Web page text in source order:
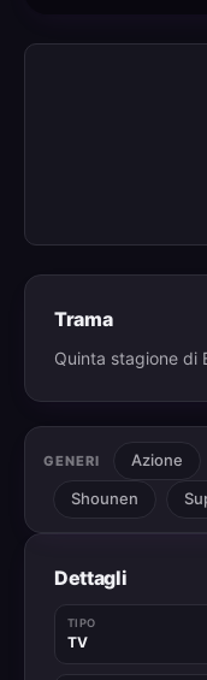
Trama
Quinta stagione di
GENERI Azione
Shounen
Dettagli
TIPO
TV